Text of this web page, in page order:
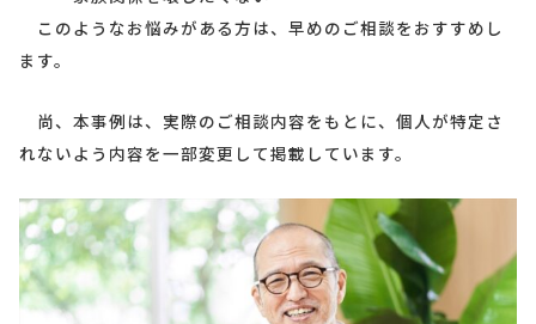
このようなお悩みがある方は、早めのご相談をおすすめし
ます。
尚、本事例は、実際のご相談内容をもとに、個人が特定さ
れないよう内容を一部変更して掲載しています。